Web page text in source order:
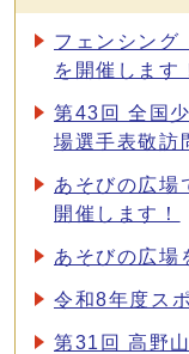
フェンシング
を開催します
第43回 全国
場選手表敬訪
あそびの広場
開催します！
あそびの広場
令和8年度ス
第31回 高野